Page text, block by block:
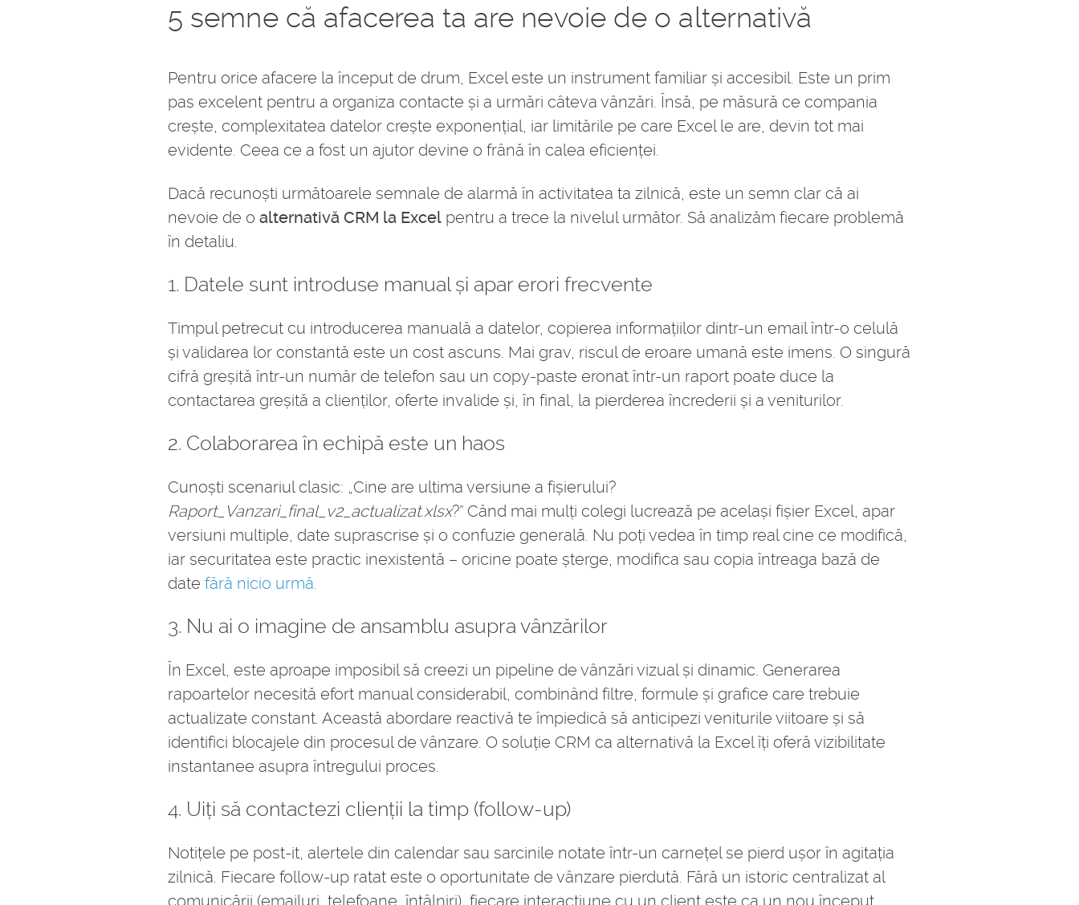
5 semne că afacerea ta are nevoie de o alternativă
Pentru orice afacere la început de drum, Excel este un instrument familiar și accesibil. Este un prim
pas excelent pentru a organiza contacte și a urmări câteva vânzări. Însă, pe măsură ce compania
crește, complexitatea datelor crește exponențial, iar limitările pe care Excel le are, devin tot mai
evidente. Ceea ce a fost un ajutor devine o frână în calea eficienței.
Dacă recunoști următoarele semnale de alarmă în activitatea ta zilnică, este un semn clar că ai
nevoie de o alternativă CRM la Excel pentru a trece la nivelul următor. Să analizăm fiecare problemă
în detaliu.
1. Datele sunt introduse manual și apar erori frecvente
Timpul petrecut cu introducerea manuală a datelor, copierea informațiilor dintr-un email într-o celulă
și validarea lor constantă este un cost ascuns. Mai grav, riscul de eroare umană este imens. O singură
cifră greșită într-un număr de telefon sau un copy-paste eronat într-un raport poate duce la
contactarea greșită a clienților, oferte invalide și, în final, la pierderea încrederii și a veniturilor.
2. Colaborarea în echipă este un haos
Cunoști scenariul clasic: „Cine are ultima versiune a fișierului?
Raport_Vanzari_final_v2_actualizat.xlsx?” Când mai mulți colegi lucrează pe același fișier Excel, apar
versiuni multiple, date suprascrise și o confuzie generală. Nu poți vedea în timp real cine ce modifică,
iar securitatea este practic inexistentă – oricine poate șterge, modifica sau copia întreaga bază de
date fără nicio urmă.
3. Nu ai o imagine de ansamblu asupra vânzărilor
În Excel, este aproape imposibil să creezi un pipeline de vânzări vizual și dinamic. Generarea
rapoartelor necesită efort manual considerabil, combinând filtre, formule și grafice care trebuie
actualizate constant. Această abordare reactivă te împiedică să anticipezi veniturile viitoare și să
identifici blocajele din procesul de vânzare. O soluție CRM ca alternativă la Excel îți oferă vizibilitate
instantanee asupra întregului proces.
4. Uiți să contactezi clienții la timp (follow-up)
Notițele pe post-it, alertele din calendar sau sarcinile notate într-un carnețel se pierd ușor în agitația
zilnică. Fiecare follow-up ratat este o oportunitate de vânzare pierdută. Fără un istoric centralizat al
comunicării (emailuri, telefoane, întâlniri), fiecare interacțiune cu un client este ca un nou început.